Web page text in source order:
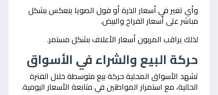
وأي تغير في أسعار الذرة أو فول الصويا ينعكس بشكل
مباشر على أسعار الفراخ والبيض.
لذلك يراقب المربون أسعار الأعلاف بشكل مستمر.
حركة البيع والشراء في الأسواق
تشهد الأسواق المحلية حركة بيع متوسطة خلال الفترة
الحالية، مع استمرار المواطنين في متابعة الأسعار اليومية.